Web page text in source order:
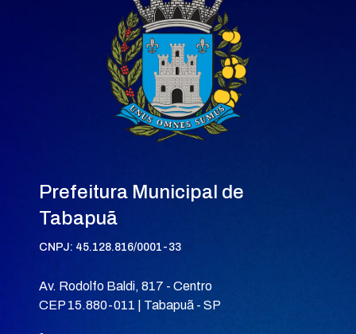
Prefeitura Municipal de
Tabapuã
CNPJ: 45.128.816/0001-33
Av. Rodolfo Baldi, 817 - Centro
CEP 15.880-011 | Tabapuã - SP